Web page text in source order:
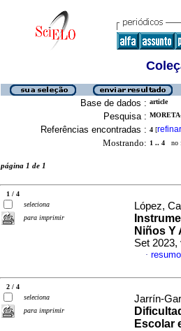
Base de dados : article
Pesquisa :
Referências encontradas : 4 [refinar
Mostrando: 1 .. 4 no
página 1 de 1
1 / 4
seleciona
para imprimir
López,
Niños Y
Set 2023,
·
2 / 4
seleciona
para imprimir
Jarrín-
Escolar